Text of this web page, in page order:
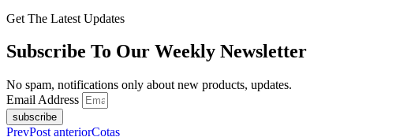
Get The Latest Updates
Subscribe To Our Weekly Newsletter
No spam, notifications only about new products, updates.
Email Address
subscribe
PrevPost anteriorCotas